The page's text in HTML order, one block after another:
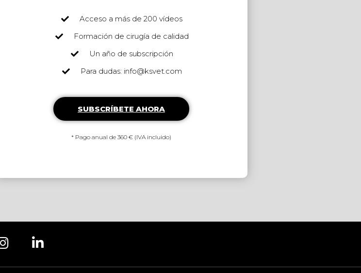
Acceso a más de 200 vídeos
Formación de cirugía de calidad
Un año de subscripción
Para dudas: info@ksvet.com
SUBSCRÍBETE AHORA
* Pago anual de 360 € (IVA incluido)